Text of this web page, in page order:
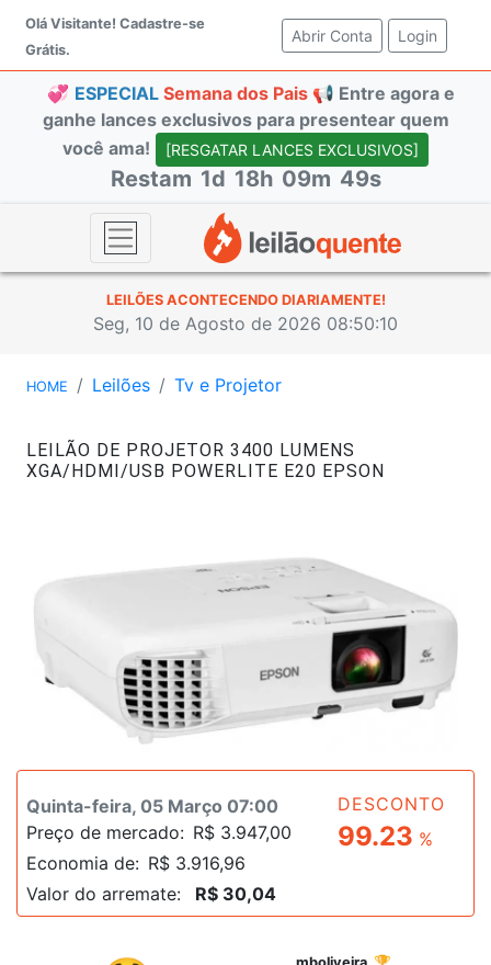
Olá Visitante! Cadastre-se
Grátis.
Abrir Conta (current)
Login
💞 ESPECIAL Semana dos Pais 📢 Entre agora e
ganhe lances exclusivos para presentear quem
você ama!
[RESGATAR LANCES EXCLUSIVOS]
Restam 1d 18h 09m 49s
LEILÕES ACONTECENDO DIARIAMENTE!
Seg, 10 de Agosto de 2026 08:50:10
HOME Leilões Tv e Projetor
LEILÃO DE PROJETOR 3400 LUMENS
XGA/HDMI/USB POWERLITE E20 EPSON
Quinta-feira, 05 Março 07:00
Preço de mercado: R$ 3.947,00
Economia de: R$ 3.916,96
Valor do arremate:
R$ 30,04
DESCONTO
99.23 %